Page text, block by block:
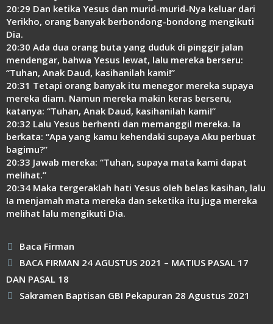
20:29 Dan ketika Yesus dan murid-murid-Nya keluar dari
Yerikho, orang banyak berbondong-bondong mengikuti
Dia.
20:30 Ada dua orang buta yang duduk di pinggir jalan
mendengar, bahwa Yesus lewat, lalu mereka berseru:
“Tuhan, Anak Daud, kasihanilah kami!”
20:31 Tetapi orang banyak itu menegor mereka supaya
mereka diam. Namun mereka makin keras berseru,
katanya: “Tuhan, Anak Daud, kasihanilah kami!”
20:32 Lalu Yesus berhenti dan memanggil mereka. Ia
berkata: “Apa yang kamu kehendaki supaya Aku perbuat
bagimu?”
20:33 Jawab mereka: “Tuhan, supaya mata kami dapat
melihat.”
20:34 Maka tergeraklah hati Yesus oleh belas kasihan, lalu
Ia menjamah mata mereka dan seketika itu juga mereka
melihat lalu mengikuti Dia.
Kategori
Baca Firman
BACA FIRMAN 24 AGUSTUS 2021 – MATIUS PASAL 17
DAN PASAL 18
Sakramen Baptisan GBI Pekapuran 28 Agustus 2021